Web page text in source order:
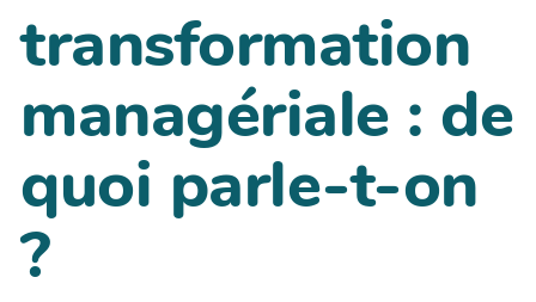
transformation
managériale : de
quoi parle-t-on
?